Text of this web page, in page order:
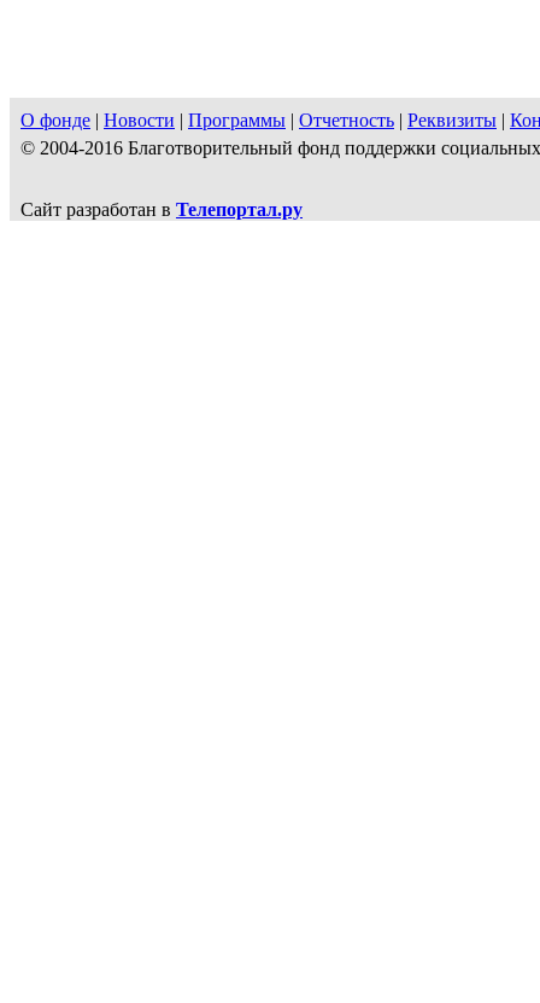
О фонде | Новости | Программы | Отчетность | Реквизиты |
© 2004-2016 Благотворительный фонд поддержки
Сайт разработан в Телепортал.ру